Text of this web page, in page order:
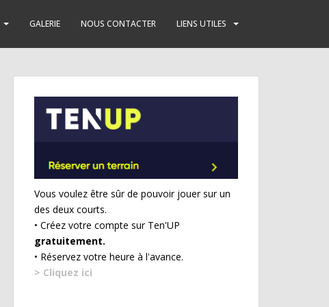
GALERIE NOUS CONTACTER LIENS UTILES
Vous voulez être sûr de pouvoir jouer sur un
des deux courts.
• Créez votre compte sur Ten'UP
gratuitement.
• Réservez votre heure à l'avance.
> Cliquez ici